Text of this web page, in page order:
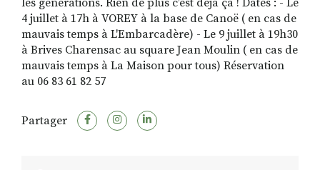
les générations. Rien de plus c’est déjà ça ! Dates : - Le
4 juillet à 17h à VOREY à la base de Canoë ( en cas de
mauvais temps à L'Embarcadère) - Le 9 juillet à 19h30
à Brives Charensac au square Jean Moulin ( en cas de
mauvais temps à La Maison pour tous) Réservation
au 06 83 61 82 57
Partager